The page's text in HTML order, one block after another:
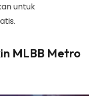
untuk
MLBB Metro